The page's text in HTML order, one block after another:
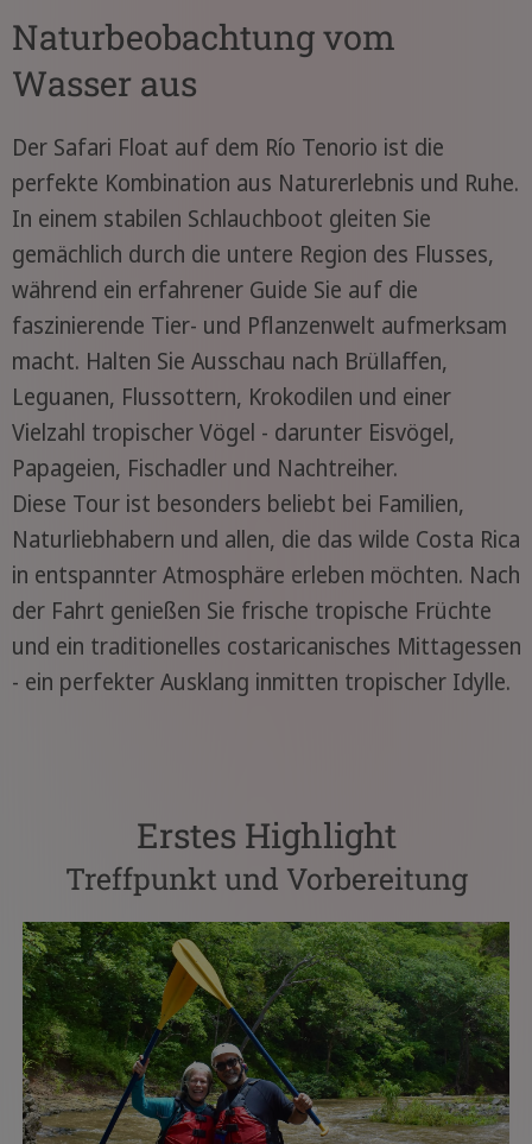
Naturbeobachtung vom
Wasser aus
Der Safari Float auf dem Río Tenorio ist die
perfekte Kombination aus Naturerlebnis und Ruhe.
In einem stabilen Schlauchboot gleiten Sie
gemächlich durch die untere Region des Flusses,
während ein erfahrener Guide Sie auf die
faszinierende Tier- und Pflanzenwelt aufmerksam
macht. Halten Sie Ausschau nach Brüllaffen,
Leguanen, Flussottern, Krokodilen und einer
Vielzahl tropischer Vögel - darunter Eisvögel,
Papageien, Fischadler und Nachtreiher.
Diese Tour ist besonders beliebt bei Familien,
Naturliebhabern und allen, die das wilde Costa Rica
in entspannter Atmosphäre erleben möchten. Nach
der Fahrt genießen Sie frische tropische Früchte
und ein traditionelles costaricanisches Mittagessen
- ein perfekter Ausklang inmitten tropischer Idylle.
Erstes Highlight
Treffpunkt und Vorbereitung